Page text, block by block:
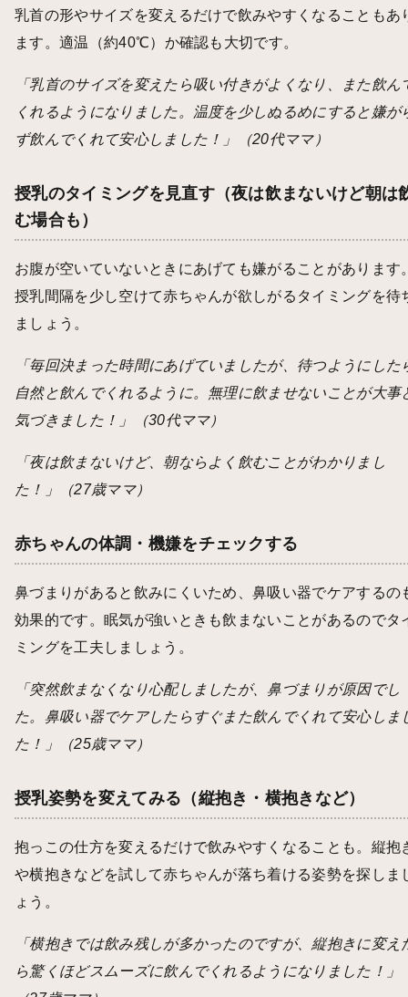
乳首の形やサイズを変えるだけで飲みやすくなることもあ
ます。適温（約40℃）か確認も大切です。
「乳首のサイズを変えたら吸い付きがよくなり、また飲ん
くれるようになりました。温度を少しぬるめにすると嫌が
ず飲んでくれて安心しました！」（20代ママ）
授乳のタイミングを見直す（夜は飲まないけど朝は
む場合も）
お腹が空いていないときにあげても嫌がることがあります
授乳間隔を少し空けて赤ちゃんが欲しがるタイミングを待
ましょう。
「毎回決まった時間にあげていましたが、待つようにした
自然と飲んでくれるように。無理に飲ませないことが大事
気づきました！」（30代ママ）
「夜は飲まないけど、朝ならよく飲むことがわかりまし
た！」（27歳ママ）
赤ちゃんの体調・機嫌をチェックする
鼻づまりがあると飲みにくいため、鼻吸い器でケアするの
効果的です。眠気が強いときも飲まないことがあるのでタ
ミングを工夫しましょう。
「突然飲まなくなり心配しましたが、鼻づまりが原因でし
た。鼻吸い器でケアしたらすぐまた飲んでくれて安心しま
た！」（25歳ママ）
授乳姿勢を変えてみる（縦抱き・横抱きなど）
抱っこの仕方を変えるだけで飲みやすくなることも。縦抱
や横抱きなどを試して赤ちゃんが落ち着ける姿勢を探しま
ょう。
「横抱きでは飲み残しが多かったのですが、縦抱きに変え
ら驚くほどスムーズに飲んでくれるようになりました！」